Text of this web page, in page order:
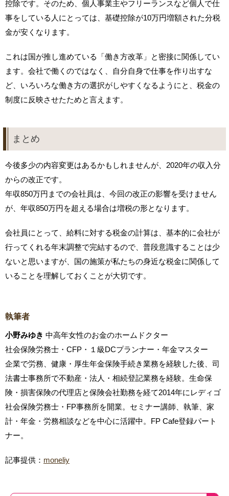
控除です。そのため、個人事業主やフリーランスなど個人で仕
事をしている人にとっては、基礎控除が10万円増額された分税
金が安くなります。
これは国が推し進めている「働き方改革」と密接に関係してい
ます。会社で働くのではなく、自分自身で仕事を作り出すな
ど、いろいろな働き方の選択がしやすくなるようにと、税金の
制度に反映させたためと言えます。
まとめ
今後多少の内容変更はあるかもしれませんが、2020年の収入分
からの改正です。
年収850万円までの会社員は、今回の改正の影響を受けません
が、年収850万円を超える場合は増税の形となります。
会社員にとって、給料に対する税金の計算は、基本的に会社が
行ってくれる年末調整で完結するので、普段意識することは少
ないと思いますが、国の施策が私たちの身近な税金に関係して
いることを理解しておくことが大切です。
執筆者
小野みゆき 中高年女性のお金のホームドクター
社会保険労務士・CFP・１級DCプランナー・年金マスター
企業で労務、健康・厚生年金保険手続き業務を経験した後、司
法書士事務所で不動産・法人・相続登記業務を経験。生命保
険・損害保険の代理店と保険会社勤務を経て2014年にレディゴ
社会保険労務士・FP事務所を開業。セミナー講師、執筆、家
計・年金・労務相談などを中心に活躍中。FP Cafe登録パート
ナー。
記事提供： moneliy